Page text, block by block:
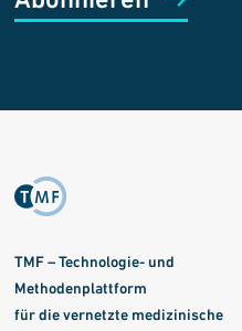
TMF – Technologie- und
Methodenplattform
für die vernetzte medizinische